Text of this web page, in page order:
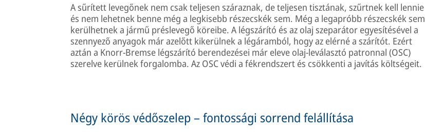
A sűrített levegőnek nem csak teljesen száraznak, de teljesen tisztának, szűrtnek kell lennie
és nem lehetnek benne még a legkisebb részecskék sem. Még a legapróbb részecskék sem
kerülhetnek a jármű préslevegő köreibe. A légszárító és az olaj szeparátor egyesítésével a
szennyező anyagok már azelőtt kikerülnek a légáramból, hogy az elérné a szárítót. Ezért
aztán a Knorr-Bremse légszárító berendezései már eleve olaj-leválasztó patronnal (OSC)
szerelve kerülnek forgalomba. Az OSC védi a fékrendszert és csökkenti a javítás költségeit.
Négy körös védőszelep – fontossági sorrend felállítása